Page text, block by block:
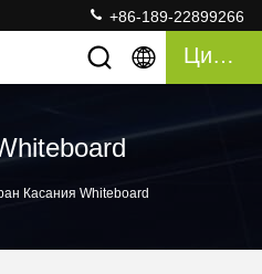
+86-189-22899266
Цитата
Касания Whiteboard